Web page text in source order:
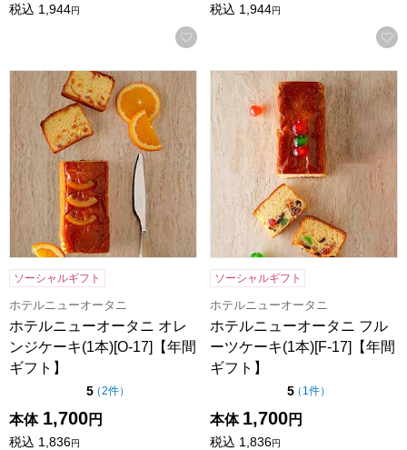
税込 1,944円
お気に入りに登録する
税込 1,944円
ホテルニューオータニ オレンジケーキ(1本)[O-17]【年間ギフ
ソーシャルギフト
ホテルニューオータニ
ホテルニューオータニ オレ
ンジケーキ(1本)[O-17]【年間
ギフト】
5点（5点満点中）
（2件の評価
）
本体 1,700円
税込 1,836円
ホテルニューオータニ フル
ソーシャルギフト
ホテルニューオータニ
ホテルニューオータニ フル
ーツケーキ(1本)[F-17]【年間
ギフト】
5点（5点満点中）
（ 1件の評価
）
本体 1,700円
税込 1,836円